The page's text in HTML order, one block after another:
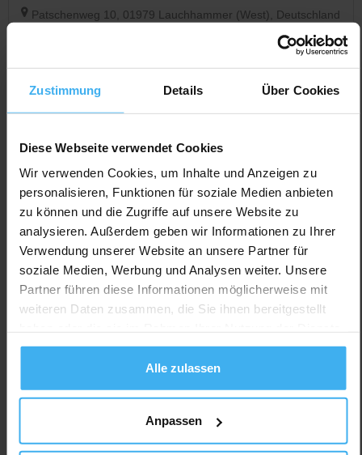
Zustimmung Details Über Cookies
Diese Webseite verwendet Cookies
Wir verwenden Cookies, um Inhalte und Anzeigen zu
personalisieren, Funktionen für soziale Medien anbieten
zu können und die Zugriffe auf unsere Website zu
analysieren. Außerdem geben wir Informationen zu Ihrer
Verwendung unserer Website an unsere Partner für
soziale Medien, Werbung und Analysen weiter. Unsere
Partner führen diese Informationen möglicherweise mit
weiteren Daten zusammen, die Sie ihnen bereitgestellt
gesammelt haben.
Alle zulassen
Anpassen
Patschenweg 10, 01979 Lauchhammer (West), Deutschland
Auf Karte Anzeigen